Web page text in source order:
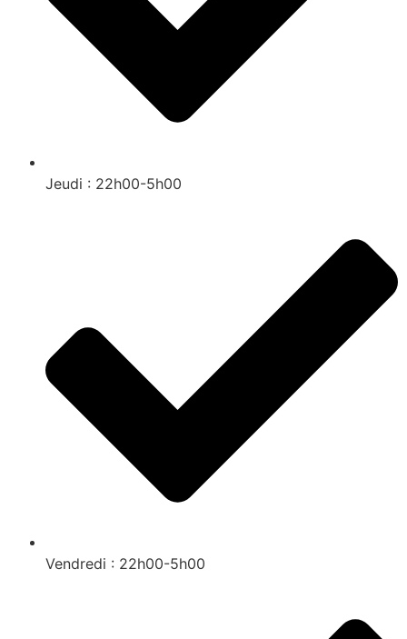
Jeudi : 22h00-5h00
Vendredi : 22h00-5h00